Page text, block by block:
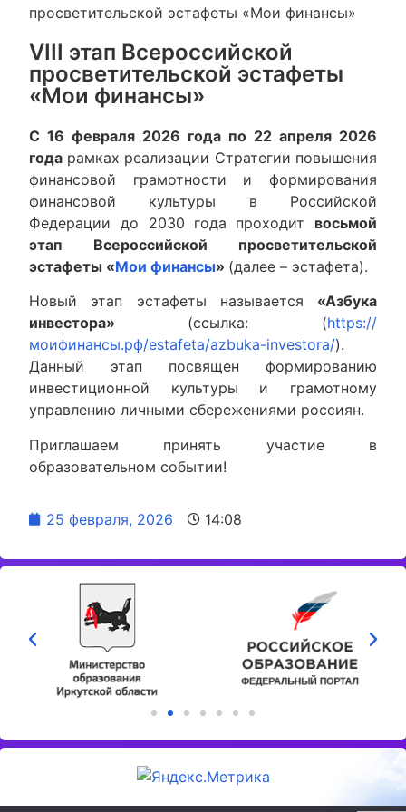
просветительской эстафеты «Мои финансы»
VIII этап Всероссийской
просветительской эстафеты
«Мои финансы»
С 16 февраля 2026 года по 22 апреля 2026
года рамках реализации Стратегии повышения
финансовой грамотности и формирования
финансовой культуры в Российской
Федерации до 2030 года проходит восьмой
этап Всероссийской просветительской
эстафеты «Мои финансы» (далее – эстафета).
Новый этап эстафеты называется «Азбука
инвестора» (ссылка: (https://
моифинансы.рф/estafeta/azbuka-investora/).
Данный этап посвящен формированию
инвестиционной культуры и грамотному
управлению личными сбережениями россиян.
Приглашаем принять участие в
образовательном событии!
25 февраля, 2026 14:08